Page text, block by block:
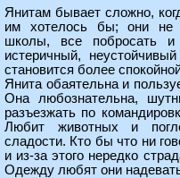
Янитам бывает сложно,
им хотелось бы; они не
школы, все побросать
истеричный,
становится более
Янита обаятельна и
Она любознательна,
разъезжать по
Любит животных и
сладости. Кто бы что ни
и из-за этого нередко
Одежду любят они